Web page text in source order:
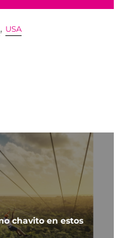
, USA
chavito en estos